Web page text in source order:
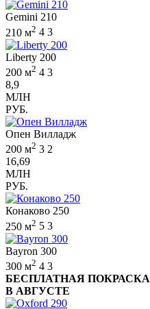
Gemini 210
210 м2 4 3
Liberty 200
200 м2 4 3
8,9
МЛН
РУБ.
Опен Вилладж
200 м2 3 2
16,69
МЛН
РУБ.
Конаково 250
250 м2 5 3
Bayron 300
300 м2 4 3
БЕСПЛАТНАЯ ПОКРАСКА
В АВГУСТЕ